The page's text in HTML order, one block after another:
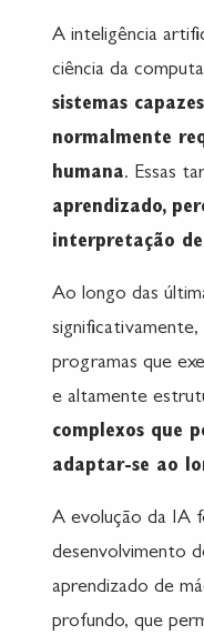
A inteligência
ciência da
sistemas
normalmente
humana. Essas
aprendizado,
interpretação
Ao longo das
significativamente,
programas que
e altamente
complexos que
adaptar-se ao
A evolução da IA
desenvolvimento
aprendizado de
profundo, que